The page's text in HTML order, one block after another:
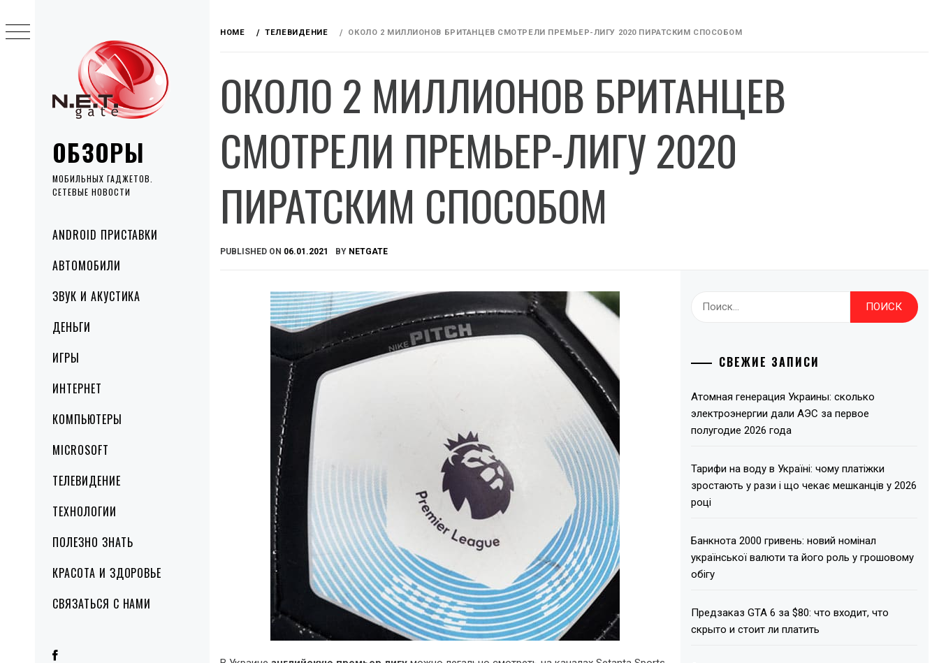
ОБЗОРЫ
МОБИЛЬНЫХ ГАДЖЕТОВ.
СЕТЕВЫЕ НОВОСТИ
Primary
Menu
ANDROID ПРИСТАВКИ
АВТОМОБИЛИ
ЗВУК И АКУСТИКА
ДЕНЬГИ
ИГРЫ
ИНТЕРНЕТ
КОМПЬЮТЕРЫ
MICROSOFT
ТЕЛЕВИДЕНИЕ
ТЕХНОЛОГИИ
ПОЛЕЗНО ЗНАТЬ
КРАСОТА И ЗДОРОВЬЕ
СВЯЗАТЬСЯ С НАМИ
to
content
HOME ТЕЛЕВИДЕНИЕ ОКОЛО 2 МИЛЛИОНОВ БРИТАНЦЕВ СМОТРЕЛИ ПРЕМЬЕР-ЛИГУ 2020 ПИРАТСКИМ СПОСОБОМ
ОКОЛО 2 МИЛЛИОНОВ БРИТАНЦЕВ
СМОТРЕЛИ ПРЕМЬЕР-ЛИГУ 2020
ПИРАТСКИМ СПОСОБОМ
PUBLISHED ON 06.01.2021 BY NETGATE
Найти:
СВЕЖИЕ ЗАПИСИ
Атомная генерация Украины: сколько
электроэнергии дали АЭС за первое
полугодие 2026 года
Тарифи на воду в Україні: чому платіжки
зростають у рази і що чекає мешканців у 2026
році
Банкнота 2000 гривень: новий номінал
української валюти та його роль у грошовому
обігу
Предзаказ GTA 6 за $80: что входит, что
скрыто и стоит ли платить